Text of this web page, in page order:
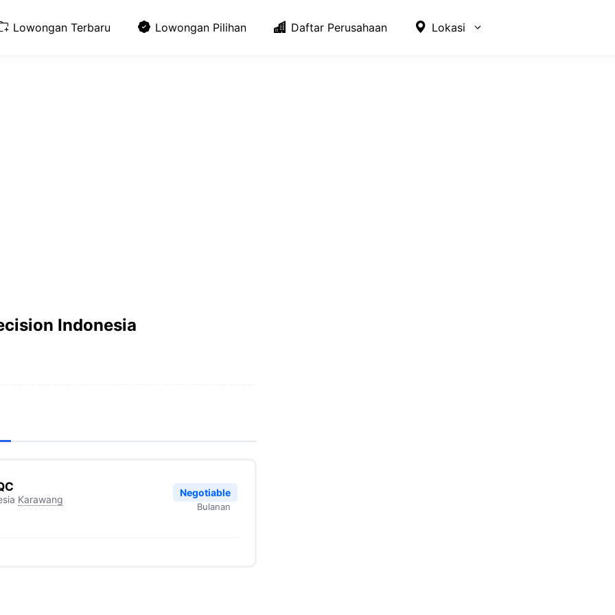
Lowongan Terbaru Lowongan Pilihan Daftar Perusahaan Lokasi
Indonesia
Karawang
Negotiable
Bulanan